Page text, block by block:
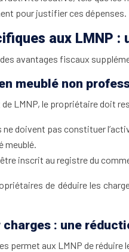
pour justifier ces dépenses.
aux LMNP
avantages fiscaux
meublé non
LMNP, le propriétaire doit
doivent pas constituer
meublé.
inscrit au registre du
de déduire les
: une
permet aux LMNP de réduire